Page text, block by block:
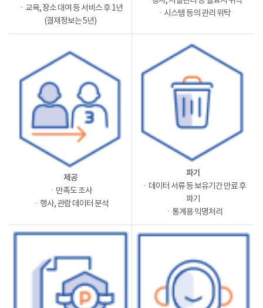
ㆍ교육, 장소 대여 등 서비스 후 1년
(결재정보는 5년)
ㆍ시스템 등의 관리 위탁
제공
ㆍ만족도 조사
ㆍ행사, 관람 데이터 분석
파기
ㆍ데이터 서류 등 보유기간 만료 후
파기
ㆍ통계용 익명처리